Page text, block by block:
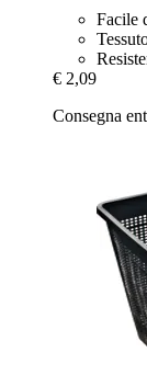
Facile
€ 2,09
Consegna